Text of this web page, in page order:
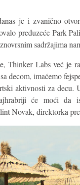
je i zvanično
preduzeće Park
sadržajima
Thinker Labs već je
decom, imaćemo
aktivnosti za decu.
će moći da
Novak, direktorka